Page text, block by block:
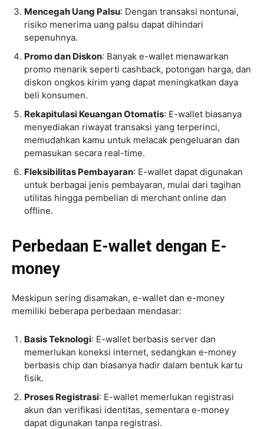
Mencegah Uang Palsu: Dengan transaksi nontunai,
risiko menerima uang palsu dapat dihindari
sepenuhnya.
Promo dan Diskon: Banyak e-wallet menawarkan
promo menarik seperti cashback, potongan harga, dan
diskon ongkos kirim yang dapat meningkatkan daya
beli konsumen.
Rekapitulasi Keuangan Otomatis: E-wallet biasanya
menyediakan riwayat transaksi yang terperinci,
memudahkan kamu untuk melacak pengeluaran dan
pemasukan secara real-time.
Fleksibilitas Pembayaran: E-wallet dapat digunakan
untuk berbagai jenis pembayaran, mulai dari tagihan
utilitas hingga pembelian di merchant online dan
offline.
Perbedaan E-wallet dengan E-
money
Meskipun sering disamakan, e-wallet dan e-money
memiliki beberapa perbedaan mendasar:
Basis Teknologi: E-wallet berbasis server dan
memerlukan koneksi internet, sedangkan e-money
berbasis chip dan biasanya hadir dalam bentuk kartu
fisik.
Proses Registrasi: E-wallet memerlukan registrasi
akun dan verifikasi identitas, sementara e-money
dapat digunakan tanpa registrasi.